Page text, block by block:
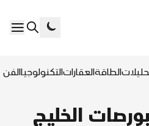
الطاقةالعقاراتالتكنولوجياالفن
الخليج